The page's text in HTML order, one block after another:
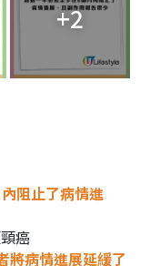
+2
阻止了病情進
癌
將病情進展延緩了